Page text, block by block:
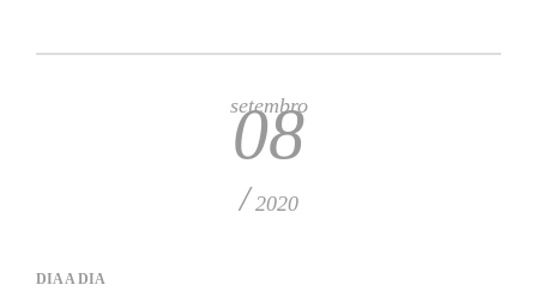
setembro
08
/ 2020
DIA A DIA